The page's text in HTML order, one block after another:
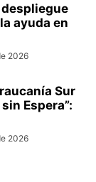
ayuda en
2026
Sur
Espera”:
2026